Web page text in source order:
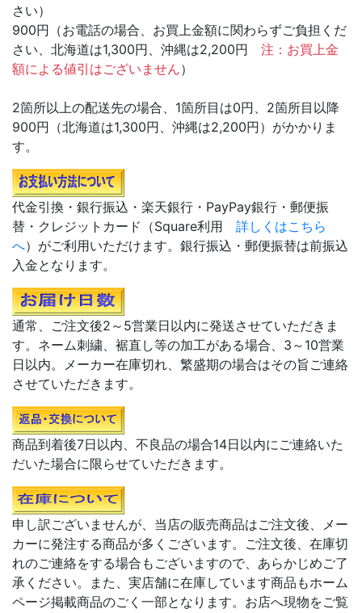
さい）
900円（お電話の場合、お買上金額に関わらずご負担くだ
さい、北海道は1,300円、沖縄は2,200円 注：お買上金
額による値引はございません）
2箇所以上の配送先の場合、1箇所目は0円、2箇所目以降
900円（北海道は1,300円、沖縄は2,200円）がかかりま
す。
代金引換・銀行振込・楽天銀行・PayPay銀行・郵便振
替・クレジットカード（Square利用 詳しくはこちら
へ）がご利用いただけます。銀行振込・郵便振替は前振込
入金となります。
通常、ご注文後2～5営業日以内に発送させていただきま
す。ネーム刺繍、裾直し等の加工がある場合、3～10営業
日以内。メーカー在庫切れ、繁盛期の場合はその旨ご連絡
させていただきます。
商品到着後7日以内、不良品の場合14日以内にご連絡いた
だいた場合に限らせていただきます。
申し訳ございませんが、当店の販売商品はご注文後、メー
カーに発注する商品が多くございます。ご注文後、在庫切
れのご連絡をする場合もございますので、あらかじめご了
承ください。また、実店舗に在庫しています商品もホーム
ページ掲載商品のごく一部となります。お店へ現物をご覧